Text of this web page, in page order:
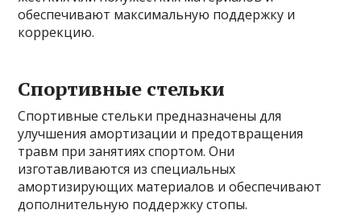
обеспечивают максимальную поддержку и
коррекцию.
Спортивные стельки
Спортивные стельки предназначены для
улучшения амортизации и предотвращения
травм при занятиях спортом. Они
изготавливаются из специальных
амортизирующих материалов и обеспечивают
дополнительную поддержку стопы.